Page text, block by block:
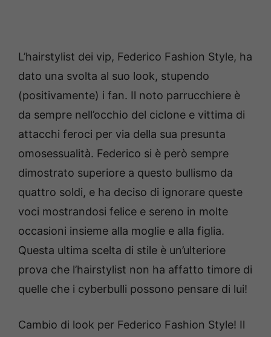
L’hairstylist dei vip, Federico Fashion Style, ha
dato una svolta al suo look, stupendo
(positivamente) i fan. Il noto parrucchiere è
da sempre nell’occhio del ciclone e vittima di
attacchi feroci per via della sua presunta
omosessualità. Federico si è però sempre
dimostrato superiore a questo bullismo da
quattro soldi, e ha deciso di ignorare queste
voci mostrandosi felice e sereno in molte
occasioni insieme alla moglie e alla figlia.
Questa ultima scelta di stile è un’ulteriore
prova che l’hairstylist non ha affatto timore di
quelle che i cyberbulli possono pensare di lui!
Cambio di look per Federico Fashion Style! Il